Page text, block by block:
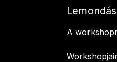
A